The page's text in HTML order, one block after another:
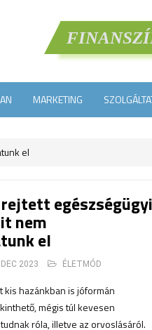
MARKETING
el
rejtett egészségügyi
nem
el
2023 ÉLETMÓD
kis hazánkban is jóformán
mégis túl kevesen
róla, illetve az orvoslásáról.